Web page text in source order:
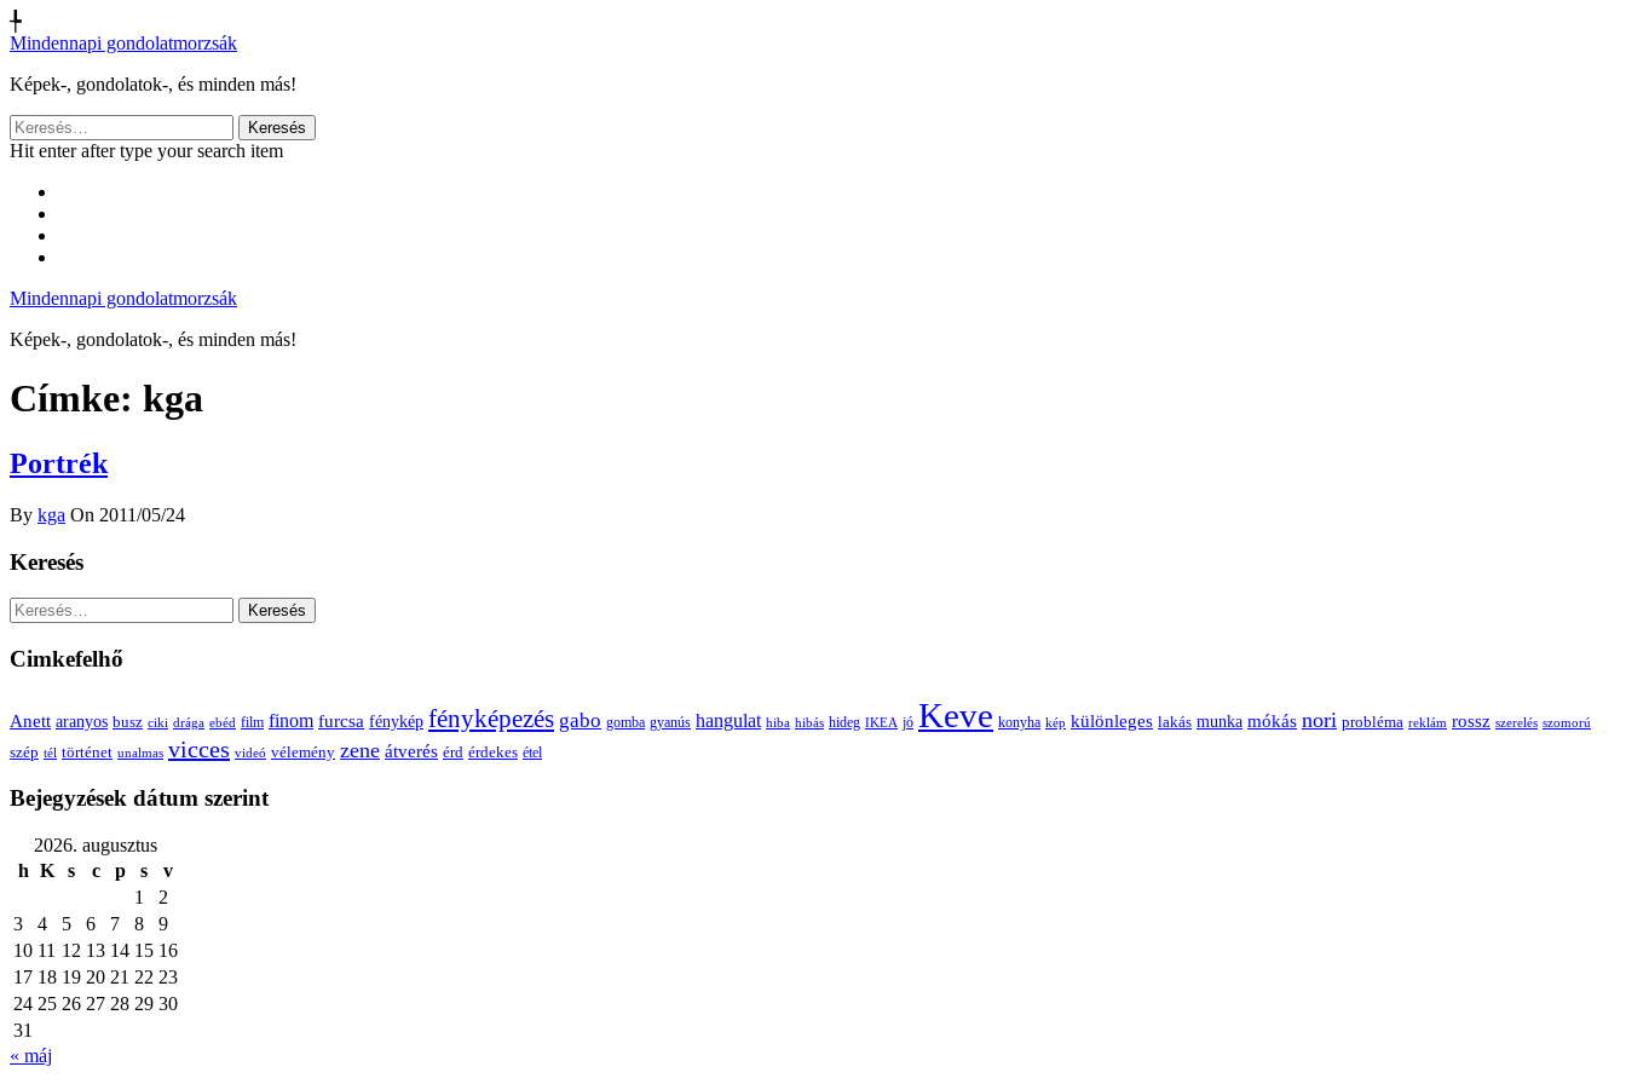
╄
Mindennapi gondolatmorzsák
Képek-, gondolatok-, és minden más!
Keresés:
Hit enter after type your search item
Mindennapi gondolatmorzsák
Képek-, gondolatok-, és minden más!
Címke: kga
Portrék
By kga On 2011/05/24
Keresés
Keresés:
Cimkefelhő
Anett aranyos busz ciki drága ebéd film finom furcsa fénykép fényképezés gabo gomba gyanús hangulat hiba hibás hideg IKEA jó Keve konyha kép különleges lakás munka mókás nori probléma reklám rossz szerelés szomorú
szép tél történet unalmas vicces videó vélemény zene átverés érd érdekes étel
Bejegyzések dátum szerint
2026. augusztus
h K s c p s
v
1
2
3
4 5 6 7 8
9
10 11 12 13 14 15 16
17 18 19 20 21 22 23
24 25 26 27 28 29 30
31
« máj